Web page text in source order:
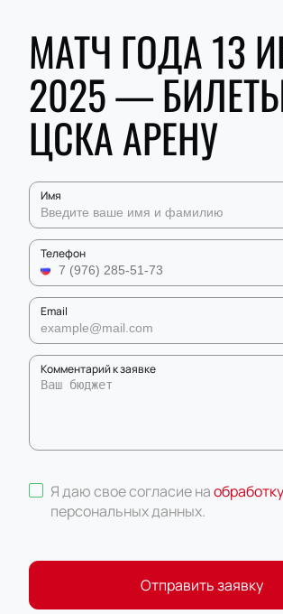
МАТЧ ГОДА 13
2025 —
ЦСКА АРЕНУ
Имя
Телефон
Email
Комментарий к заявке
Я даю свое согласие наобработку
персональных данных.
Отправить заявку